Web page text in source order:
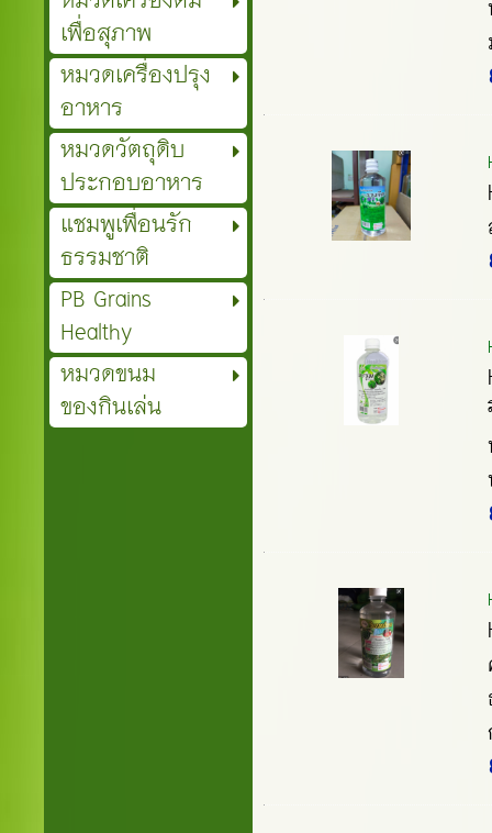
เพื่อสุภาพ
หมวดเครื่องปรุง
อาหาร
หมวดวัตถุดิบ
ประกอบอาหาร
แชมพูเพื่อนรัก
ธรรมชาติ
PB Grains
Healthy
หมวดขนม
ของกินเล่น